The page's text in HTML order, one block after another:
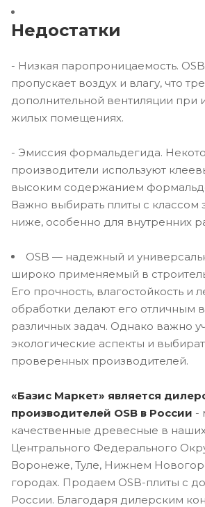
Недостатки
- Низкая паропроницаемость.
пропускает воздух и влагу, что
дополнительной вентиляции при
жилых помещениях.
- Эмиссия формальдегида.
производители используют
высоким содержанием
Важно выбирать плиты с классом
ниже, особенно для внутренних
OSB — надежный и
широко применяемый в
Его прочность, влагостойкость и
обработки делают его отличным
различных задач. Однако важно
экологические аспекты и
проверенных производителей.
«Базис Маркет» является
производителей OSB в России -
качественные древесные в
Центрального Федерального
Воронеже, Туле, Нижнем
городах. Продаем OSB-плиты с
России. Благодаря дилерским